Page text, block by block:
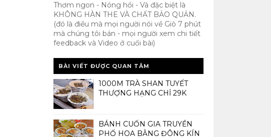
Thơm ngon - Nóng hổi - Và đặc biệt là
KHÔNG HÀN THE VÀ CHẤT BẢO QUẢN.
(đó là điều mà mọi người nói về Giò 7 phút
mà chúng tôi bán - mọi người xem chi tiết
feedback và Video ở cuối bài)
BÀI VIẾT ĐƯỢC QUAN TÂM
1000M TRÀ SHAN TUYẾT
THƯỢNG HẠNG CHỈ 29K
BÁNH CUỐN GIA TRUYỀN
PHỐ HOA BẰNG ĐÔNG KÍN